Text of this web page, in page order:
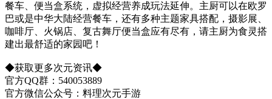
餐车、便当盒系统，虚拟经营养成玩法延伸。主厨可以在欧罗
巴或是中华大陆经营餐车，还有多种主题家具搭配，摄影展、
咖啡厅、火锅店、复古舞厅便当盒应有尽有，请主厨为食灵搭
建出最舒适的家园吧！
◆获取更多次元资讯◆
官方QQ群：540053889
官方微信公众号：料理次元手游